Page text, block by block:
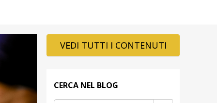
VEDI TUTTI I CONTENUTI
CERCA NEL BLOG